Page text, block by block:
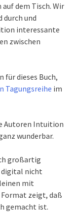
dem Tisch. Wir
durch und
interessante
zwischen
für dieses Buch,
Tagungsreihe im
Autoren Intuition
wunderbar.
großartig
digital nicht
mit
Format zeigt, daß
gemacht ist.